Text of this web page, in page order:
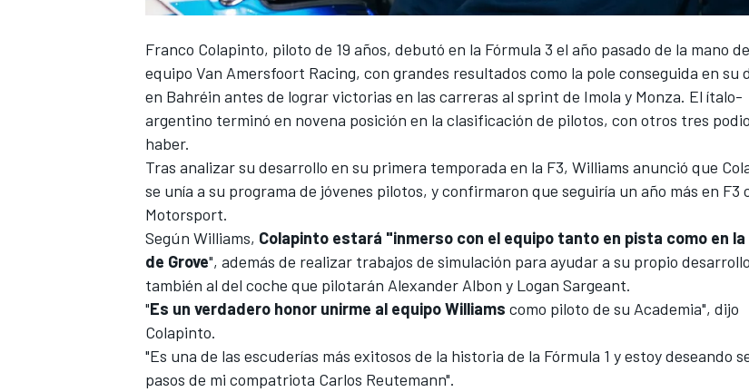
Franco Colapinto, piloto de 19 años, debutó en la Fórmula 3 el año pasado de la mano
equipo Van Amersfoort Racing, con grandes resultados como la pole conseguida en su
en Bahréin antes de lograr victorias en las carreras al sprint de Imola y Monza. El ítalo-
argentino terminó en novena posición en la clasificación de pilotos, con otros tres
haber.
Tras analizar su desarrollo en su primera temporada en la F3, Williams anunció que
se unía a su programa de jóvenes pilotos, y confirmaron que seguiría un año más en F3
Motorsport.
Según Williams, Colapinto estará "inmerso con el equipo tanto en pista como en
de Grove", además de realizar trabajos de simulación para ayudar a su propio
también al del coche que pilotarán Alexander Albon y Logan Sargeant.
"Es un verdadero honor unirme al equipo Williams como piloto de su Academia", dijo
Colapinto.
"Es una de las escuderías más exitosos de la historia de la Fórmula 1 y estoy deseando
pasos de mi compatriota Carlos Reutemann".